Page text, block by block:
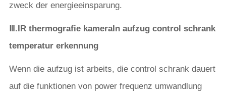
zweck der energieeinsparung.
Ⅲ.IR thermografie kameraIn aufzug control schrank
temperatur erkennung
Wenn die aufzug ist arbeits, die control schrank dauert
auf die funktionen von power frequenz umwandlung